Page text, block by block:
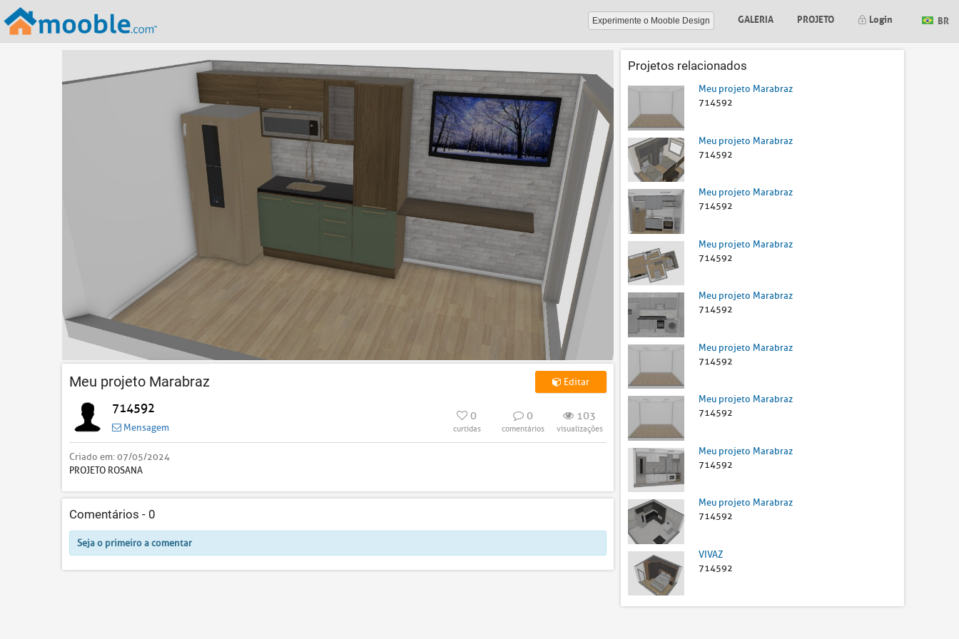
Experimente o Mooble Design GALERIA PROJETO Login BR
Meu projeto Marabraz Editar
714592
Mensagem
0
curtidas
0
comentários
103
visualizações
Criado em:07/05/2024
PROJETO ROSANA
Comentários - 0
Seja o primeiro a comentar
Projetos relacionados
Meu projeto Marabraz
714592
Meu projeto Marabraz
714592
Meu projeto Marabraz
714592
Meu projeto Marabraz
714592
Meu projeto Marabraz
714592
Meu projeto Marabraz
714592
Meu projeto Marabraz
714592
Meu projeto Marabraz
714592
Meu projeto Marabraz
714592
VIVAZ
714592